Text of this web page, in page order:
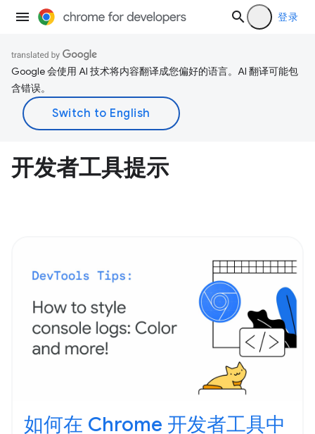
登录
Google 会使用 AI 技术将内容翻译成您偏好的语言。AI 翻译可能包
含错误。
开发者工具提示
如何在 Chrome 开发者工具中